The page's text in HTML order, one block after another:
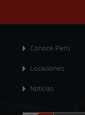
Conoce Perú
Locaciones
Noticias